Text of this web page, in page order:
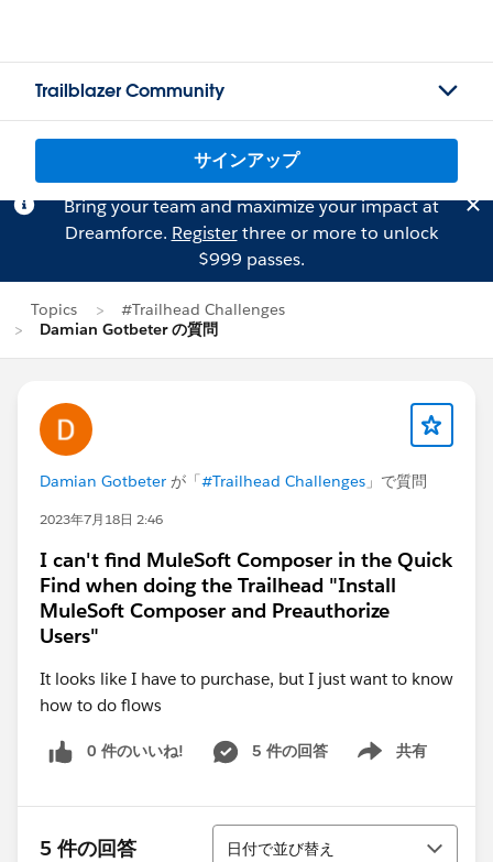
Trailblazer Community
サインアップ
Bring your team and maximize your impact at
Dreamforce. Registerthree or more to unlock
$999 passes.
Topics
#Trailhead Challenges
Damian Gotbeter の質問
Damian Gotbeter が「#Trailhead Challenges 」で質問
2023年7月18日 2:46
I can't find MuleSoft Composer in the Quick
Find when doing the Trailhead "Install
MuleSoft Composer and Preauthorize
Users"
It looks like I have to purchase, but I just want to know
how to do flows
0 件のいいね! 5 件の回答 共有
Show menu
5 件の回答
並び替え
日付で並び替え